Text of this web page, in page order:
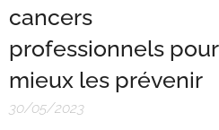
cancers
professionnels pour
mieux les prévenir
30/05/2023